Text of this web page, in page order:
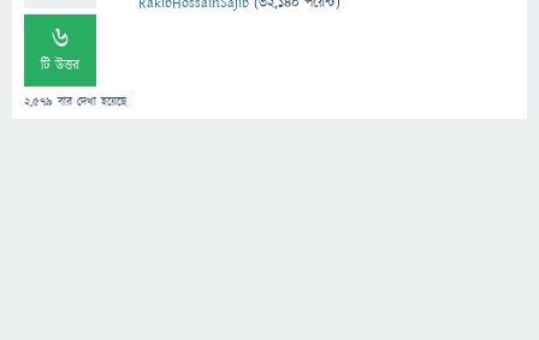
6
টি উত্তর
2,579 বার দেখা হয়েছে